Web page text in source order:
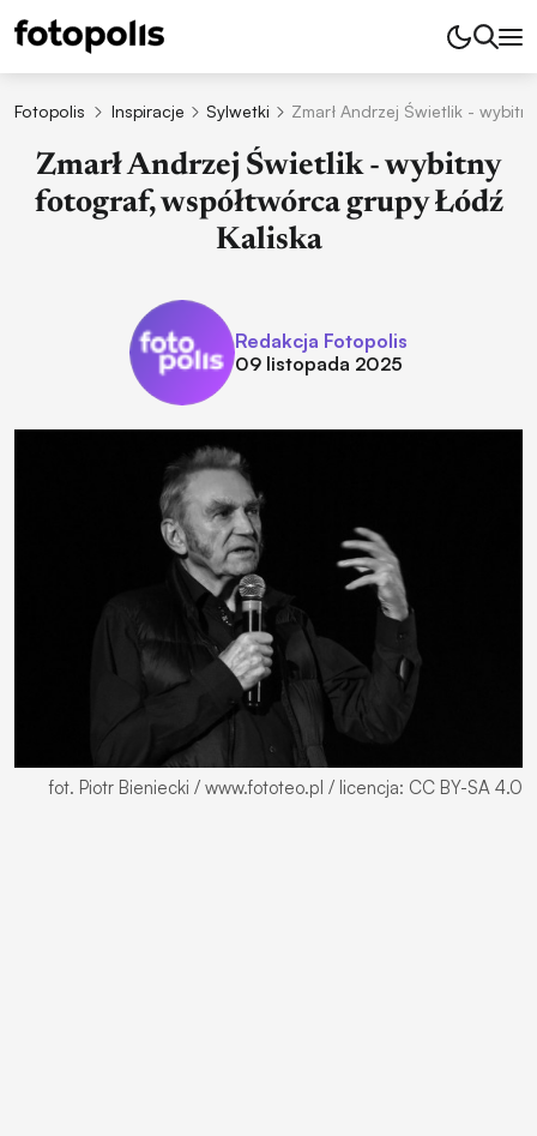
Fotopolis Inspiracje Sylwetki Zmarł Andrzej Świetlik -
Zmarł Andrzej Świetlik - wybitny
fotograf, współtwórca grupy Łódź
Kaliska
Redakcja Fotopolis
09 listopada 2025